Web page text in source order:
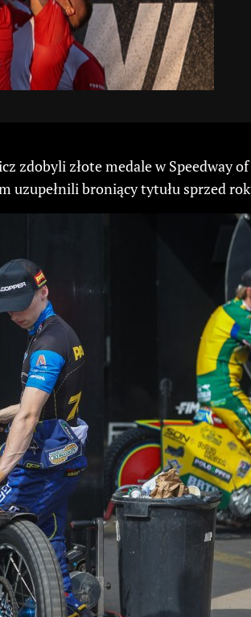
zdobyli złote medale w Speedway
uzupełnili broniący tytułu sprzed